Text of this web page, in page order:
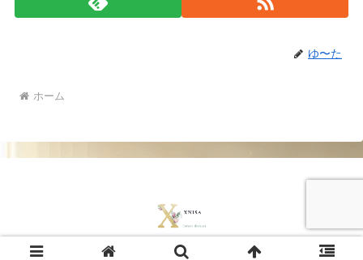
ゆ〜た
ホーム
© 2017 X NISA.